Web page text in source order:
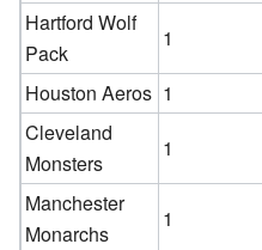
Hartford Wolf
Pack
1
Houston Aeros 1
Cleveland
Monsters
1
Manchester
Monarchs
1